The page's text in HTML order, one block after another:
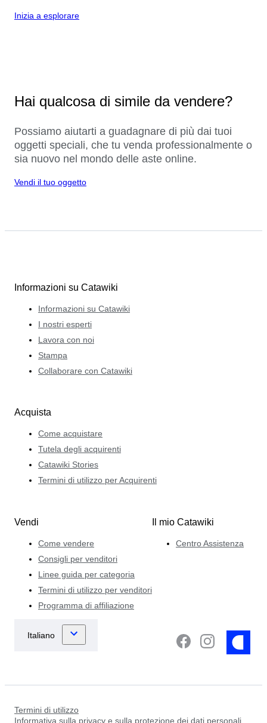
Inizia a esplorare
Hai qualcosa di simile da vendere?
Possiamo aiutarti a guadagnare di più dai tuoi
oggetti speciali, che tu venda professionalmente o
sia nuovo nel mondo delle aste online.
Vendi il tuo oggetto
Informazioni su Catawiki
Informazioni su Catawiki
I nostri esperti
Lavora con noi
Stampa
Collaborare con Catawiki
Acquista
Come acquistare
Tutela degli acquirenti
Catawiki Stories
Termini di utilizzo per Acquirenti
Vendi
Come vendere
Consigli per venditori
Linee guida per categoria
Termini di utilizzo per venditori
Programma di affiliazione
Il mio Catawiki
Centro Assistenza
Termini di utilizzo
Informativa sulla privacy e sulla protezione dei dati personali